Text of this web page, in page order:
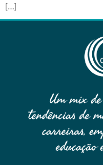
[…]
Um mix
tendências de
carreiras,